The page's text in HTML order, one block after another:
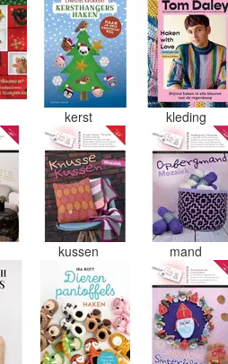
kerst kleding
kussen mand